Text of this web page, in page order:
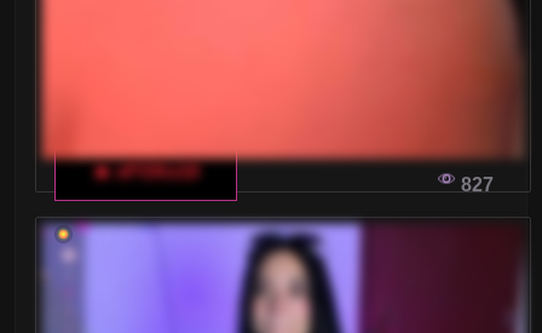
🔥 xFOXx10
827